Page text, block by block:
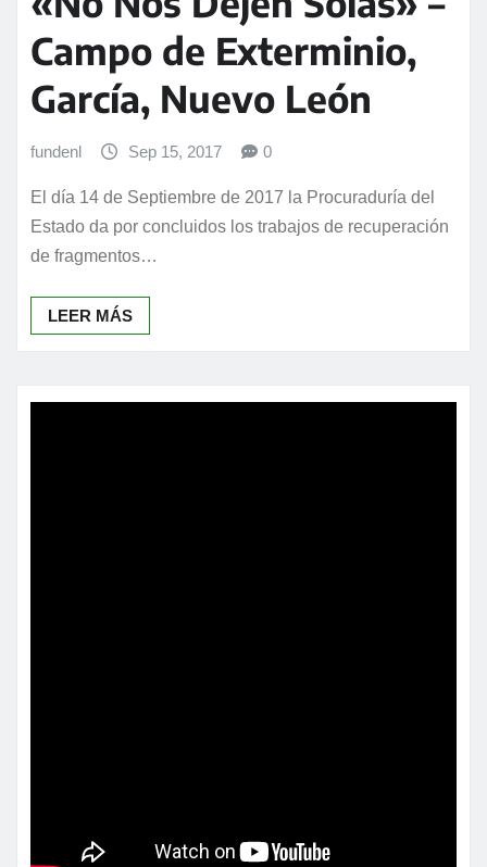
Campo de Exterminio,
García, Nuevo León
fundenl Sep 15, 2017 0
El día 14 de Septiembre de 2017 la Procuraduría del
Estado da por concluidos los trabajos de recuperación
de fragmentos…
LEER MÁS